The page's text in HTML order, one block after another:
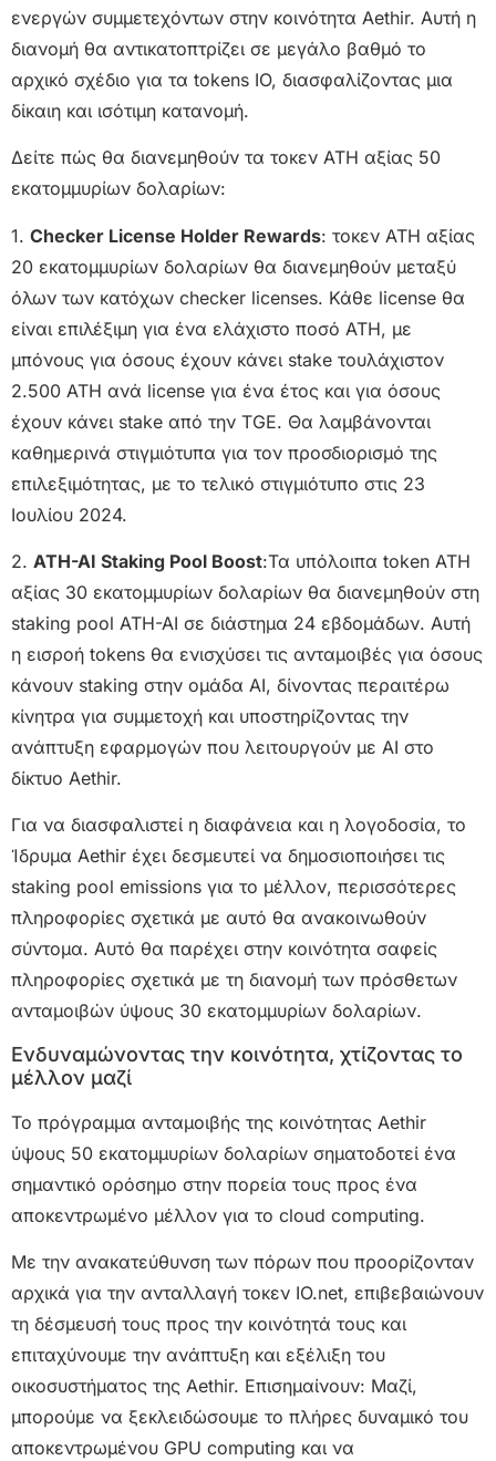
ενεργών συμμετεχόντων στην κοινότητα Aethir. Αυτή η
διανομή θα αντικατοπτρίζει σε μεγάλο βαθμό το
αρχικό σχέδιο για τα tokens IO, διασφαλίζοντας μια
δίκαιη και ισότιμη κατανομή.
Δείτε πώς θα διανεμηθούν τα τοκεν ATH αξίας 50
εκατομμυρίων δολαρίων:
1. Checker License Holder Rewards: τοκεν ATH αξίας
20 εκατομμυρίων δολαρίων θα διανεμηθούν μεταξύ
όλων των κατόχων checker licenses. Κάθε license θα
είναι επιλέξιμη για ένα ελάχιστο ποσό ATH, με
μπόνους για όσους έχουν κάνει stake τουλάχιστον
2.500 ATH ανά license για ένα έτος και για όσους
έχουν κάνει stake από την TGE. Θα λαμβάνονται
καθημερινά στιγμιότυπα για τον προσδιορισμό της
επιλεξιμότητας, με το τελικό στιγμιότυπο στις 23
Ιουλίου 2024.
2. ATH-AI Staking Pool Boost:Τα υπόλοιπα token ATH
αξίας 30 εκατομμυρίων δολαρίων θα διανεμηθούν στη
staking pool ATH-AI σε διάστημα 24 εβδομάδων. Αυτή
η εισροή tokens θα ενισχύσει τις ανταμοιβές για όσους
κάνουν staking στην ομάδα AI, δίνοντας περαιτέρω
κίνητρα για συμμετοχή και υποστηρίζοντας την
ανάπτυξη εφαρμογών που λειτουργούν με AI στο
δίκτυο Aethir.
Για να διασφαλιστεί η διαφάνεια και η λογοδοσία, το
Ίδρυμα Aethir έχει δεσμευτεί να δημοσιοποιήσει τις
staking pool emissions για το μέλλον, περισσότερες
πληροφορίες σχετικά με αυτό θα ανακοινωθούν
σύντομα. Αυτό θα παρέχει στην κοινότητα σαφείς
πληροφορίες σχετικά με τη διανομή των πρόσθετων
ανταμοιβών ύψους 30 εκατομμυρίων δολαρίων.
Ενδυναμώνοντας την κοινότητα, χτίζοντας το
μέλλον μαζί
Το πρόγραμμα ανταμοιβής της κοινότητας Aethir
ύψους 50 εκατομμυρίων δολαρίων σηματοδοτεί ένα
σημαντικό ορόσημο στην πορεία τους προς ένα
αποκεντρωμένο μέλλον για το cloud computing.
Με την ανακατεύθυνση των πόρων που προορίζονταν
αρχικά για την ανταλλαγή τοκεν IO.net, επιβεβαιώνουν
τη δέσμευσή τους προς την κοινότητά τους και
επιταχύνουμε την ανάπτυξη και εξέλιξη του
οικοσυστήματος της Aethir. Επισημαίνουν: Μαζί,
μπορούμε να ξεκλειδώσουμε το πλήρες δυναμικό του
αποκεντρωμένου GPU computing και να